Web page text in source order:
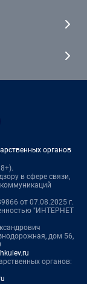
органов
в сфере связи,
от 07.08.2025 г.
"ИНТЕРНЕТ
дом 56,
органов: